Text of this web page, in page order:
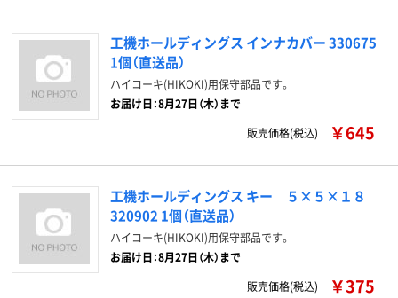
工機ホールディングス インナカバー 330675
1個（直送品）
ハイコーキ(HIKOKI)用保守部品です。
お届け日：8月27日（木）まで
販売価格(税込)
￥645
工機ホールディングス キー ５×５×１８
320902 1個（直送品）
ハイコーキ(HIKOKI)用保守部品です。
お届け日：8月27日（木）まで
販売価格(税込)
￥375